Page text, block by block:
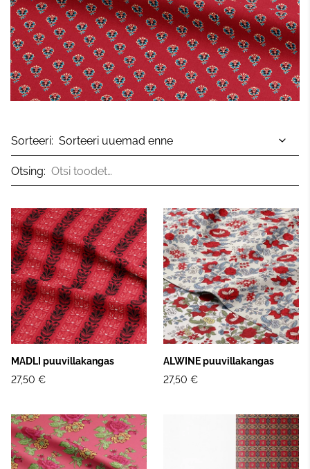
Sorteeri:
Otsing:
MADLI puuvillakangas
27,50 €
ALWINE puuvillakangas
27,50 €